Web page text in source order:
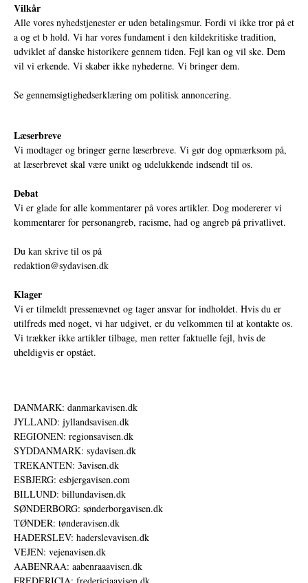
Vilkår
Alle vores nyhedstjenester er uden betalingsmur. Fordi vi ikke tror på et
a og et b hold. Vi har vores fundament i den kildekritiske tradition,
udviklet af danske historikere gennem tiden. Fejl kan og vil ske. Dem
vil vi erkende. Vi skaber ikke nyhederne. Vi bringer dem.
Se gennemsigtighedserklæring om politisk annoncering.
Læserbreve
Vi modtager og bringer gerne læserbreve. Vi gør dog opmærksom på,
at læserbrevet skal være unikt og udelukkende indsendt til os.
Debat
Vi er glade for alle kommentarer på vores artikler. Dog modererer vi
kommentarer for personangreb, racisme, had og angreb på privatlivet.
Du kan skrive til os på
redaktion@sydavisen.dk
Klager
Vi er tilmeldt pressenævnet og tager ansvar for indholdet. Hvis du er
utilfreds med noget, vi har udgivet, er du velkommen til at kontakte os.
Vi trækker ikke artikler tilbage, men retter faktuelle fejl, hvis de
uheldigvis er opstået.
DANMARK: danmarkavisen.dk
JYLLAND: jyllandsavisen.dk
REGIONEN: regionsavisen.dk
SYDDANMARK: sydavisen.dk
TREKANTEN: 3avisen.dk
ESBJERG: esbjergavisen.com
BILLUND: billundavisen.dk
SØNDERBORG: sønderborgavisen.dk
TØNDER: tønderavisen.dk
HADERSLEV: haderslevavisen.dk
VEJEN: vejenavisen.dk
AABENRAA: aabenraaavisen.dk